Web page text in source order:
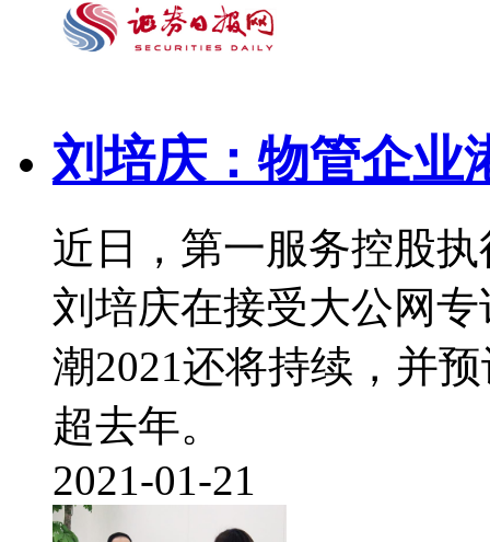
刘培庆：物管企业
近日，第一服务控股
刘培庆在接受大公网
潮2021还将持续，并
超去年。
2021-01-21